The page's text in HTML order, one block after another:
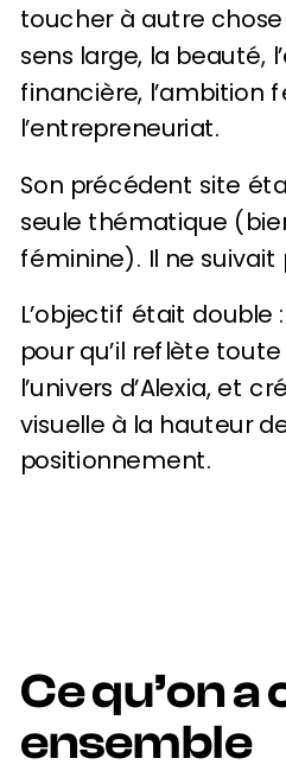
toucher à autre
sens large, la beauté,
financière, l’ambition
l’entrepreneuriat.
Son précédent site
seule thématique
féminine). Il ne suivait
L’objectif était double
pour qu’il reflète
l’univers d’Alexia, et
visuelle à la hauteur
positionnement.
Ce qu’on
ensemble